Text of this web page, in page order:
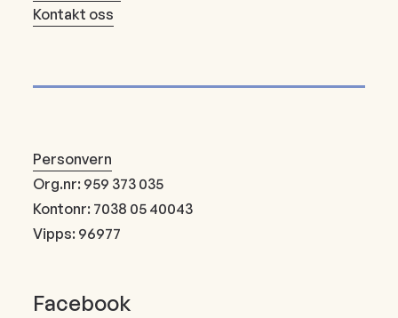
Kontakt oss
Personvern
Org.nr: 959 373 035
Kontonr: 7038 05 40043
Vipps: 96977
Facebook